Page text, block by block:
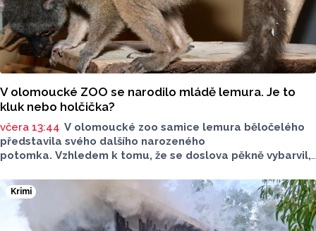
V olomoucké ZOO se narodilo mládě lemura. Je to
kluk nebo holčička?
včera 13:44 V olomoucké zoo samice lemura běločelého
představila svého dalšího narozeného
potomka. Vzhledem k tomu, že se doslova pěkně vybarvil,
hnědé, případně hnědošedé, zato samci se pyšní bílým
zbarvením hlavy.
Krimi